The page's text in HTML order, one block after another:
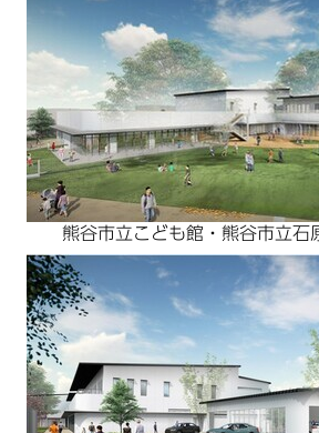
熊谷市立こども館・熊谷市立